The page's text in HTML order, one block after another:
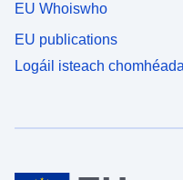
EU Whoiswho
EU publications
Logáil isteach